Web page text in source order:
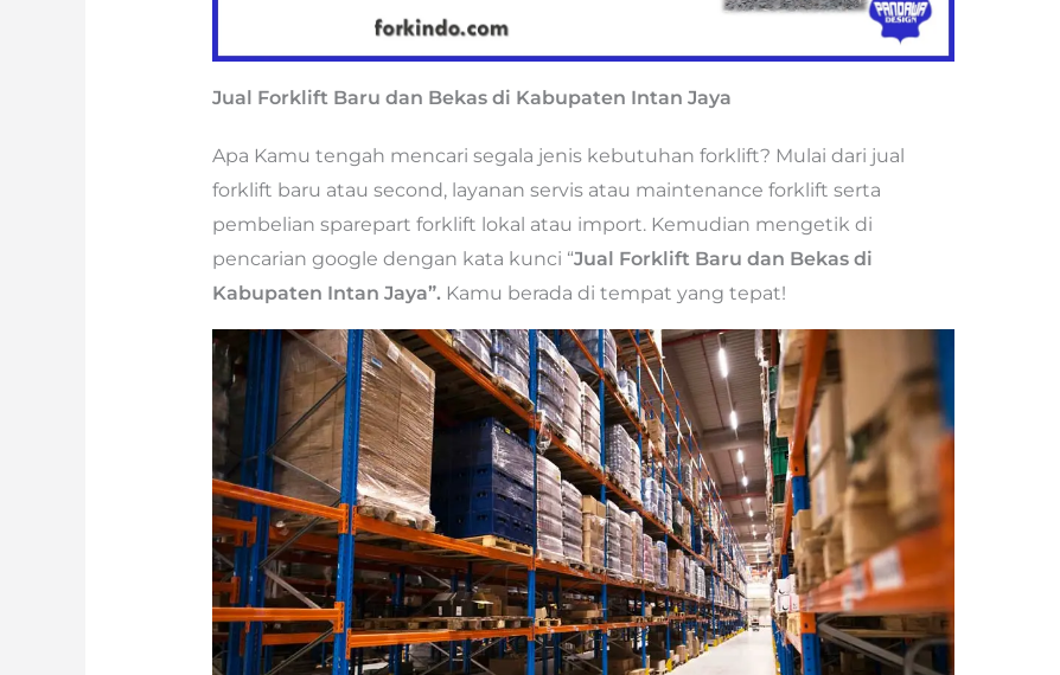
Jual Forklift Baru dan Bekas di Kabupaten Intan Jaya
Apa Kamu tengah mencari segala jenis kebutuhan forklift? Mulai dari jual
forklift baru atau second, layanan servis atau maintenance forklift serta
pembelian sparepart forklift lokal atau import. Kemudian mengetik di
pencarian google dengan kata kunci “Jual Forklift Baru dan Bekas di
Kabupaten Intan Jaya”. Kamu berada di tempat yang tepat!